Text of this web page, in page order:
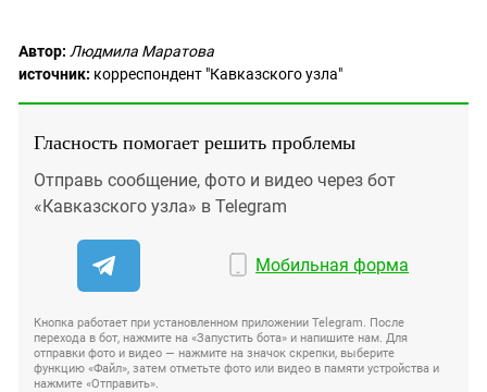
Автор: Людмила Маратова
источник: корреспондент "Кавказского узла"
Гласность помогает решить проблемы
Отправь сообщение, фото и видео через бот
«Кавказского узла» в Telegram
Мобильная форма
Кнопка работает при установленном приложении Telegram. После
перехода в бот, нажмите на «Запустить бота» и напишите нам. Для
отправки фото и видео — нажмите на значок скрепки, выберите
функцию «Файл», затем отметьте фото или видео в памяти устройства и
нажмите «Отправить».